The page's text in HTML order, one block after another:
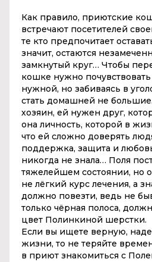
Как правило, приютские
встречают посетителей
те кто предпочитает
значит, остаются
замкнутый круг… Чтобы
кошке нужно
нужной, но забиваясь в
стать домашней не
хозяин, ей нужен друг,
она личность, которой в
что ей сложно доверять
поддержка, защита и
никогда не знала… Поля
тяжелейшем состоянии, но
не лёгкий курс лечения, а
должно повезти, ведь не
только чёрная полоса,
цвет Полинкиной шерстки.
Если вы ищете верную,
жизни, то не теряйте
в приют знакомиться с